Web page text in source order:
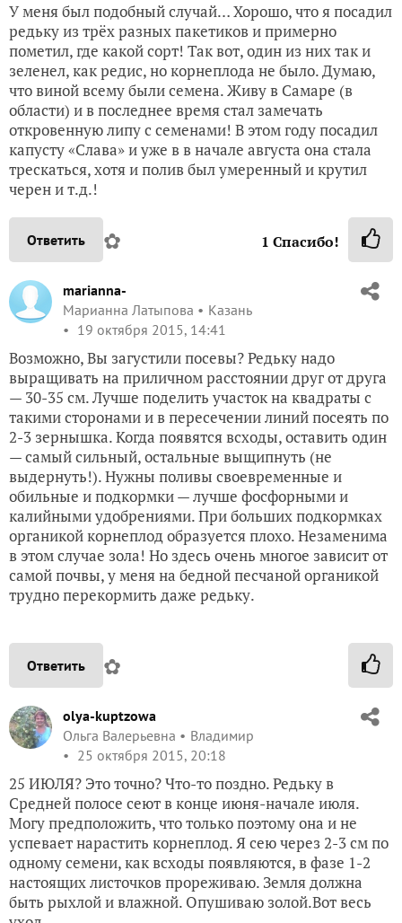
У меня был подобный случай… Хорошо, что я посадил
редьку из трёх разных пакетиков и примерно
пометил, где какой сорт! Так вот, один из них так и
зеленел, как редис, но корнеплода не было. Думаю,
что виной всему были семена. Живу в Самаре (в
области) и в последнее время стал замечать
откровенную липу с семенами! В этом году посадил
капусту «Слава» и уже в в начале августа она стала
трескаться, хотя и полив был умеренный и крутил
черен и т.д.!
Ответить ✿ 1 Спасибо!
marianna-
Марианна Латыпова
Казань
19 октября 2015, 14:41
Возможно, Вы загустили посевы? Редьку надо
выращивать на приличном расстоянии друг от друга
— 30-35 см. Лучше поделить участок на квадраты с
такими сторонами и в пересечении линий посеять по
2-3 зернышка. Когда появятся всходы, оставить один
— самый сильный, остальные выщипнуть (не
выдернуть!). Нужны поливы своевременные и
обильные и подкормки — лучше фосфорными и
калийными удобрениями. При больших подкормках
органикой корнеплод образуется плохо. Незаменима
в этом случае зола! Но здесь очень многое зависит от
самой почвы, у меня на бедной песчаной органикой
трудно перекормить даже редьку.
Ответить ✿
olya-kuptzowa
Ольга Валерьевна
Владимир
25 октября 2015, 20:18
25 ИЮЛЯ? Это точно? Что-то поздно. Редьку в
Средней полосе сеют в конце июня-начале июля.
Могу предположить, что только поэтому она и не
успевает нарастить корнеплод. Я сею через 2-3 см по
одному семени, как всходы появляются, в фазе 1-2
настоящих листочков прореживаю. Земля должна
быть рыхлой и влажной. Опушиваю золой.Вот весь